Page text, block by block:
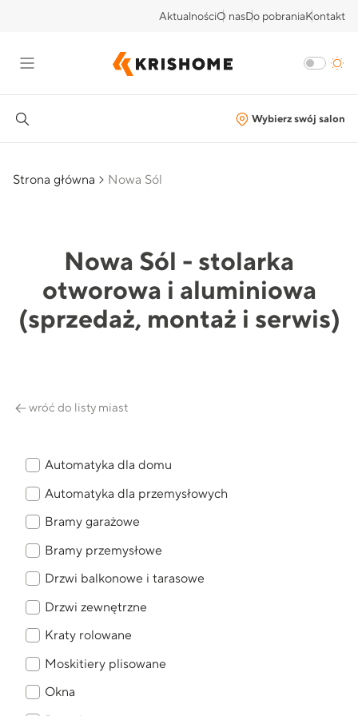
AktualnościO nasDo pobraniaKontakt
Wybierz swój salon
Strona główna Nowa Sól
Nowa Sól - stolarka
otworowa i aluminiowa
(sprzedaż, montaż i serwis)
wróć do listy miast
Automatyka dla domu
Automatyka dla przemysłowych
Bramy garażowe
Bramy przemysłowe
Drzwi balkonowe i tarasowe
Drzwi zewnętrzne
Kraty rolowane
Moskitiery plisowane
Okna